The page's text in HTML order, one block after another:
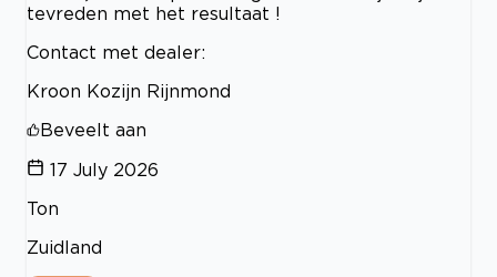
tevreden met het resultaat !
Contact met dealer:
Kroon Kozijn Rijnmond
Beveelt aan
17 July 2026
Ton
Zuidland